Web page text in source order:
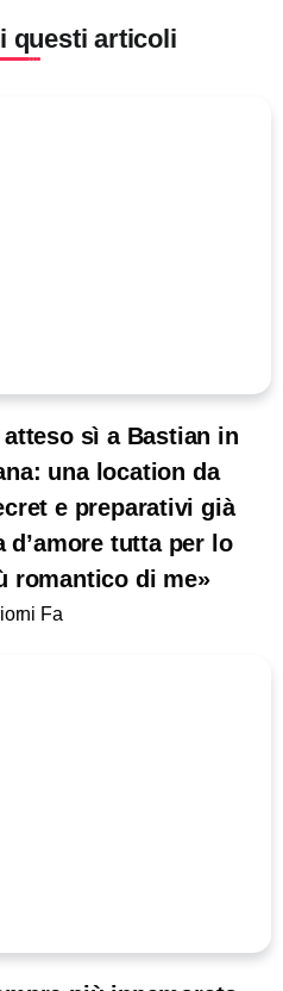
questi articoli
sì a Bastian in
una location da
e preparativi già
d’amore tutta per lo
romantico di me»
Fa